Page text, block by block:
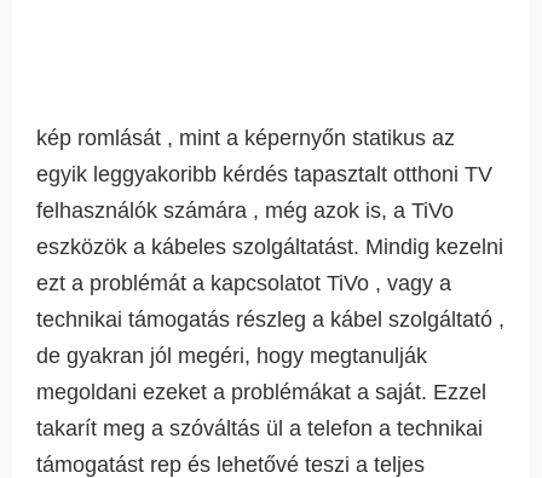
kép romlását , mint a képernyőn statikus az
egyik leggyakoribb kérdés tapasztalt otthoni TV
felhasználók számára , még azok is, a TiVo
eszközök a kábeles szolgáltatást. Mindig kezelni
ezt a problémát a kapcsolatot TiVo , vagy a
technikai támogatás részleg a kábel szolgáltató ,
de gyakran jól megéri, hogy megtanulják
megoldani ezeket a problémákat a saját. Ezzel
takarít meg a szóváltás ül a telefon a technikai
támogatást rep és lehetővé teszi a teljes